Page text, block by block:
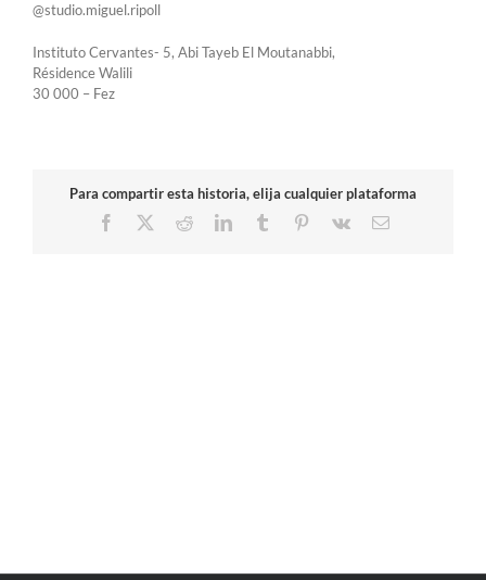
@studio.miguel.ripoll
Instituto Cervantes- 5, Abi Tayeb El Moutanabbi,
Résidence Walili
30 000 – Fez
Para compartir esta historia, elija cualquier plataforma
Facebook
RedditLinkedInTumblr Pinterest
Vk
Correo